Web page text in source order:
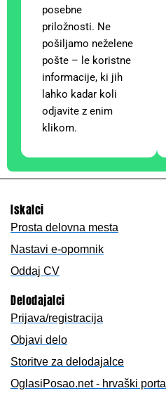
posebne
priložnosti. Ne
pošiljamo neželene
pošte – le koristne
informacije, ki jih
lahko kadar koli
odjavite z enim
klikom.
Iskalci
Prosta delovna mesta
Nastavi e-opomnik
Oddaj CV
Delodajalci
Prijava/registracija
Objavi delo
Storitve za delodajalce
OglasiPosao.net - hrvaški portal